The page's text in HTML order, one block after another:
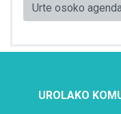
Urte osoko
UROLAKO